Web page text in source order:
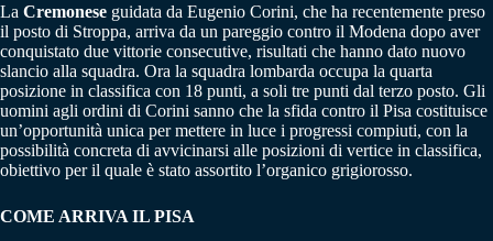
La Cremonese guidata da Eugenio Corini, che ha recentemente preso
il posto di Stroppa, arriva da un pareggio contro il Modena dopo aver
conquistato due vittorie consecutive, risultati che hanno dato nuovo
slancio alla squadra. Ora la squadra lombarda occupa la quarta
posizione in classifica con 18 punti, a soli tre punti dal terzo posto. Gli
uomini agli ordini di Corini sanno che la sfida contro il Pisa costituisce
un’opportunità unica per mettere in luce i progressi compiuti, con la
possibilità concreta di avvicinarsi alle posizioni di vertice in classifica,
obiettivo per il quale è stato assortito l’organico grigiorosso.
COME ARRIVA IL PISA